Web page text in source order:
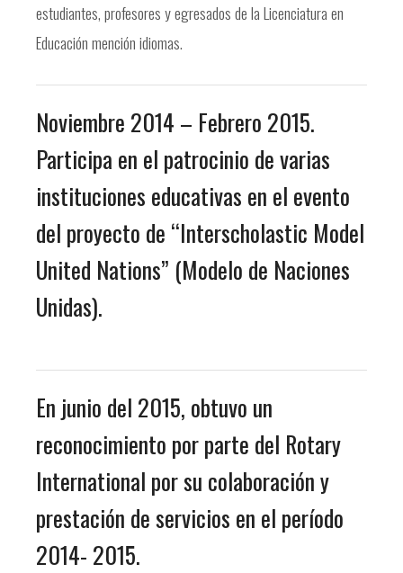
estudiantes, profesores y egresados de la Licenciatura en
Educación mención idiomas.
Noviembre 2014 – Febrero 2015.
Participa en el patrocinio de varias
instituciones educativas en el evento
del proyecto de “Interscholastic Model
United Nations” (Modelo de Naciones
Unidas).
En junio del 2015, obtuvo un
reconocimiento por parte del Rotary
International por su colaboración y
prestación de servicios en el período
2014- 2015.